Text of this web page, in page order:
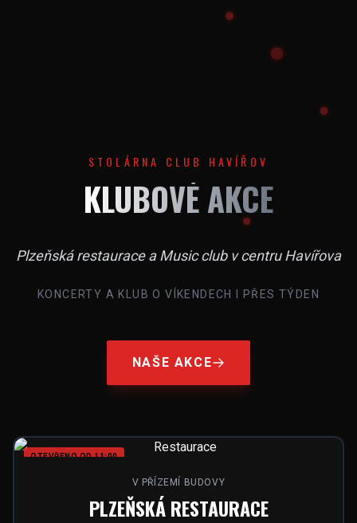
STOLÁRNA CLUB HAVÍŘOV
KLUBOVÉ AKCE
Plzeňská restaurace a Music club v centru Havířova
KONCERTY A KLUB O VÍKENDECH I PŘES TÝDEN
NAŠE AKCE
OTEVŘENO OD 11:00
V PŘÍZEMÍ BUDOVY
PLZEŇSKÁ RESTAURACE